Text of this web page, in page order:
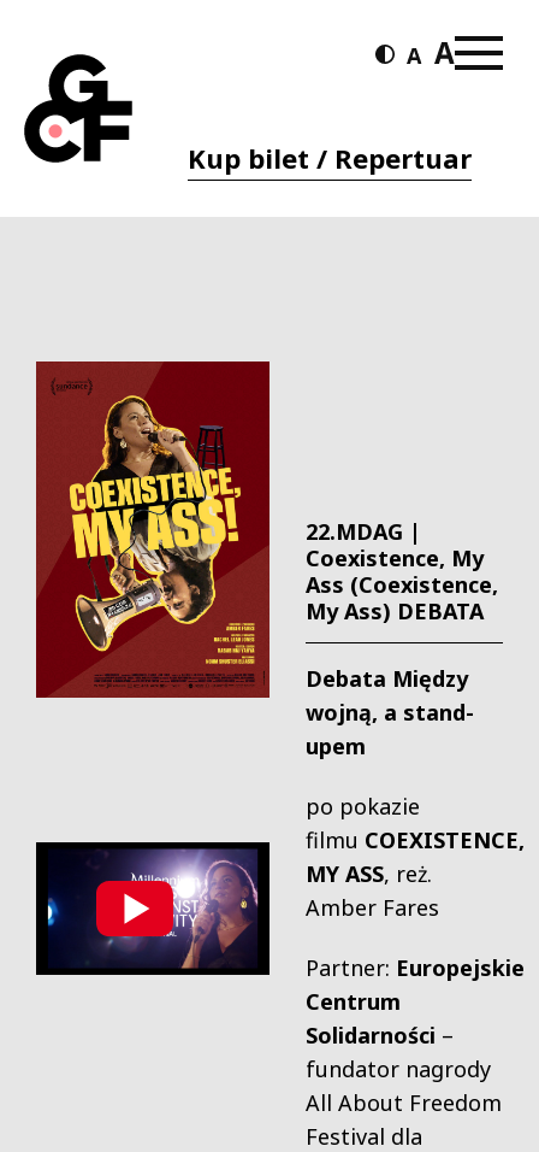
Kup bilet / Repertuar
22.MDAG |
Coexistence, My
Ass (Coexistence,
My Ass) DEBATA
Debata Między
wojną, a stand-
upem
po pokazie
filmu COEXISTENCE,
MY ASS, reż.
Amber Fares
Partner: Europejskie
Centrum
Solidarności –
fundator nagrody
All About Freedom
Festival dla